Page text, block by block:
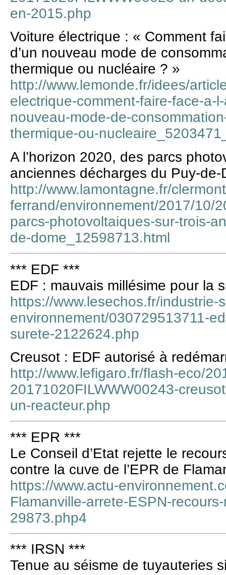
en-2015.php
Voiture électrique : « Comment
d’un nouveau mode de
thermique ou nucléaire ? »
http://www.lemonde.fr/idees/
electrique-comment-faire-face-a-
nouveau-mode-de-
thermique-ou-
A l’horizon 2020, des parcs
anciennes décharges du Puy-de-
http://www.lamontagne.fr/
ferrand/environnement/2017/10/
parcs-photovoltaiques-sur-trois-
de-dome_12598713.html
*** EDF ***
EDF : mauvais millésime pour la
https://www.lesechos.fr/industrie-
environnement/030729513711-
surete-2122624.php
Creusot : EDF autorisé à
http://www.lefigaro.fr/flash-eco/
20171020FILWWW00243-
un-reacteur.php
*** EPR ***
Le Conseil d’Etat rejette le
contre la cuve de l’EPR de
https://www.actu-
Flamanville-arrete-ESPN-
29873.php4
*** IRSN ***
Tenue au séisme de tuyauteries